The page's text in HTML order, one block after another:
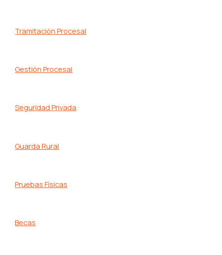
Tramitación Procesal
Gestión Procesal
Seguridad Privada
Guarda Rural
Pruebas Físicas
Becas